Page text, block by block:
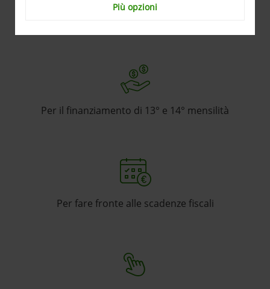
Più opzioni
Per il finanziamento di 13° e 14° mensilità
Per fare fronte alle scadenze fiscali